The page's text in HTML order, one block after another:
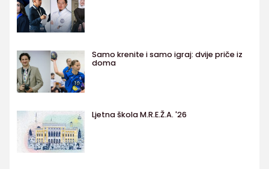
Samo krenite i samo igraj: dvije priče iz
doma
Ljetna škola M.R.E.Ž.A. '26